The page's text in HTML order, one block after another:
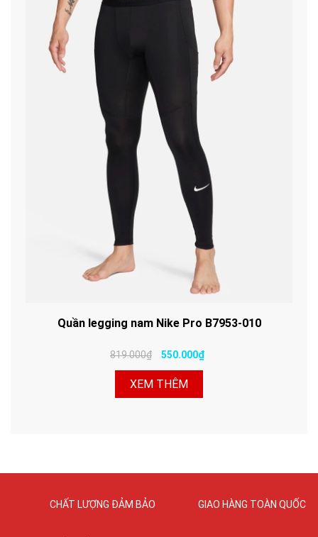
Quần legging nam Nike Pro B7953-010
819.000₫ 550.000₫
XEM THÊM
CHẤT LƯỢNG ĐẢM BẢO GIAO HÀNG TOÀN QUỐC